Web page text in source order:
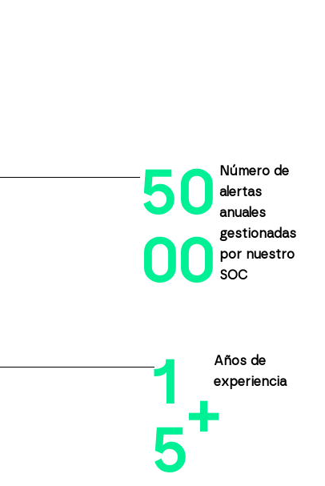
50
00
Número de
alertas
anuales
gestionadas
por nuestro
SOC
1
5
+
Años de
experiencia